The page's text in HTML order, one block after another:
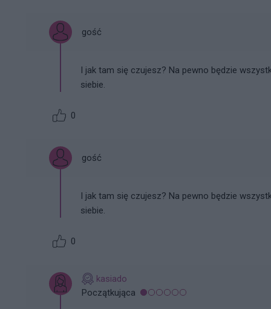
gość
I jak tam się czujesz? Na pewno będzie
siebie.
0
gość
I jak tam się czujesz? Na pewno będzie
siebie.
0
kasiado
Początkująca